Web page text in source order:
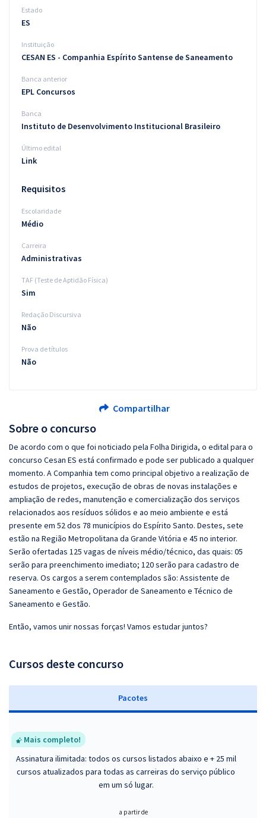
Sobre o concurso
De acordo com o que foi noticiado pela Folha Dirigida, o edital para o
concurso Cesan ES está confirmado e pode ser publicado a qualquer
momento. A Companhia tem como principal objetivo a realização de
estudos de projetos, execução de obras de novas instalações e
ampliação de redes, manutenção e comercialização dos serviços
relacionados aos resíduos sólidos e ao meio ambiente e está
presente em 52 dos 78 municípios do Espírito Santo. Destes, sete
estão na Região Metropolitana da Grande Vitória e 45 no interior.
Serão ofertadas 125 vagas de níveis médio/técnico, das quais: 05
serão para preenchimento imediato; 120 serão para cadastro de
reserva. Os cargos a serem contemplados são: Assistente de
Saneamento e Gestão, Operador de Saneamento e Técnico de
Saneamento e Gestão.
Então, vamos unir nossas forças! Vamos estudar juntos?
Cursos deste concurso
Pacotes
Mais completo!
Assinatura ilimitada: todos os cursos listados abaixo e + 25 mil
cursos atualizados para todas as carreiras do serviço público
em um só lugar.
a partir de
Estado
ES
Instituição
CESAN ES - Companhia Espírito Santense de Saneamento
Banca anterior
EPL Concursos
Banca
Instituto de Desenvolvimento Institucional Brasileiro
Último edital
Link
Requisitos
Escolaridade
Médio
Carreira
Administrativas
TAF (Teste de Aptidão Física)
Sim
Redação Discursiva
Não
Prova de títulos
Não
Compartilhar